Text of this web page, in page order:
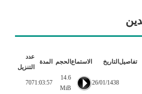
تفاصيلالتاريخ الاستماعالحجم المدة
عدد
التنزيل
26/01/1438
14.6
MiB
1:03:57
707